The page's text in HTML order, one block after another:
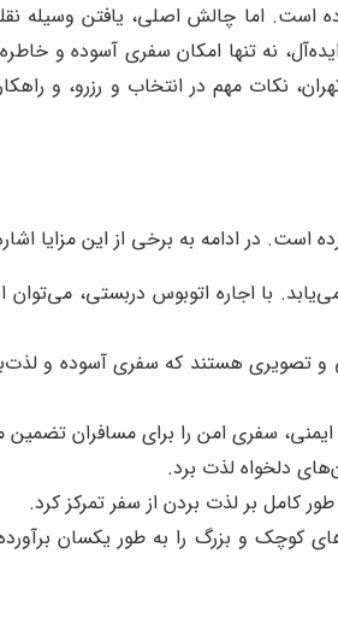
است. اما چالش اصلی، یافتن وسیله
نه تنها امکان سفری آسوده و
نکات مهم در انتخاب و رزرو، و
است. در ادامه به برخی از این مزایا
با اجاره اتوبوس دربستی، می‌توان
و تصویری هستند که سفری آسوده و
سفری امن را برای مسافران تضمین
دلخواه لذت برد.
کامل بر لذت بردن از سفر تمرکز کرد.
و بزرگ را به طور یکسان برآورده